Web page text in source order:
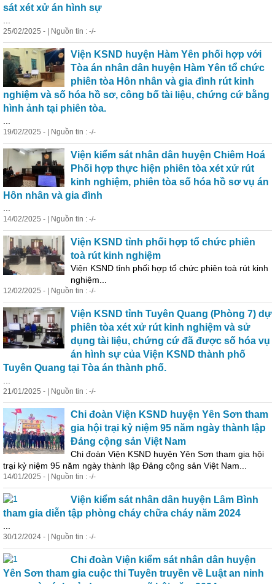
sát xét xử án hình sự
25/02/2025 - | Nguồn tin : -/-
Viện KSND huyện Hàm Yên phối hợp với
Tòa án nhân dân huyện Hàm Yên tổ chức
phiên tòa Hôn nhân và gia đình rút kinh
nghiệm và số hóa hồ sơ, công bố tài liệu, chứng cứ bằng
hình ảnh tại phiên tòa.
19/02/2025 - | Nguồn tin : -/-
Viện kiểm sát nhân dân huyện Chiêm Hoá
Phối hợp thực hiện phiên tòa xét xử rút
kinh nghiệm, phiên tòa số hóa hồ sơ vụ án
Hôn nhân và gia đình
14/02/2025 - | Nguồn tin : -/-
Viện KSND tỉnh phối hợp tổ chức phiên
toà rút kinh nghiệm
Viện KSND tỉnh phối hợp tổ chức phiên toà rút kinh
nghiệm...
12/02/2025 - | Nguồn tin : -/-
Viện KSND tỉnh Tuyên Quang (Phòng 7) dự
phiên tòa xét xử rút kinh nghiệm và sử
dụng tài liệu, chứng cứ đã được số hóa vụ
án hình sự của Viện KSND thành phố
Tuyên Quang tại Tòa án thành phố.
21/01/2025 - | Nguồn tin : -/-
Chi đoàn Viện KSND huyện Yên Sơn tham
gia hội trại kỷ niệm 95 năm ngày thành lập
Đảng cộng sản Việt Nam
Chi đoàn Viện KSND huyện Yên Sơn tham gia hội
trại kỷ niệm 95 năm ngày thành lập Đảng cộng sản Việt Nam...
14/01/2025 - | Nguồn tin : -/-
Viện kiểm sát nhân dân huyện Lâm Bình
tham gia diễn tập phòng cháy chữa cháy năm 2024
30/12/2024 - | Nguồn tin : -/-
Chi đoàn Viện kiểm sát nhân dân huyện
Yên Sơn tham gia cuộc thi Tuyên truyền về Luật an ninh